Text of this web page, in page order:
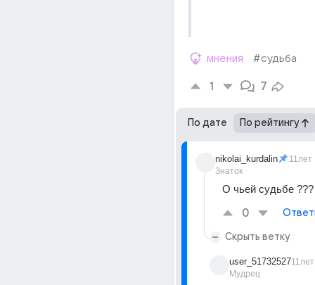
мнения #судьба
1 7
По дате По рейтингу
nikolai_kurdalin
Знаток
11лет
О чьей судьбе ???
0
Скрыть ветку
user_51732527
Мудрец
11лет